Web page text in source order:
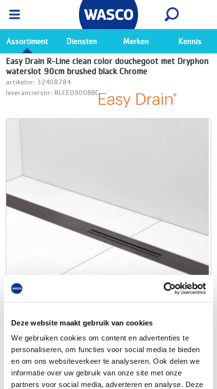
Deze website maakt gebruik van cookies
We gebruiken cookies om content en advertenties te
personaliseren, om functies voor social media te bieden
en om ons websiteverkeer te analyseren. Ook delen we
informatie over uw gebruik van onze site met onze
partners voor social media, adverteren en analyse. Deze
Ga naar de Wasco app
Bekijk
Assortiment Diensten Merken Kennis
Easy Drain R-Line clean color douchegoot met Dryphon
waterslot 90cm brushed black Chrome
artikelnr: 32408784
leveranciersnr: RLCED900BBC